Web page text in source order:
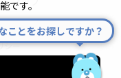
トについて
シー
point.
です。
ことをお探しですか？